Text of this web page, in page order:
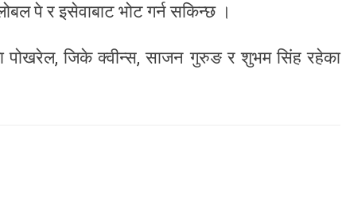
पे र इसेवाबाट भोट गर्न सकिन्छ ।
पोखरेल, जिके क्वीन्स, साजन गुरुङ र शुभम सिंह रहेका